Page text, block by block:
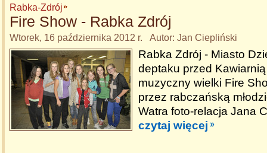
Rabka-Zdrój
Fire Show - Rabka Zdrój
Wtorek, 16 października 2012 r. Autor: Jan Ciepliński
Rabka Zdrój - Miasto
deptaku przed
muzyczny wielki Fire
przez rabczańską
Watra foto-relacja Jana
czytaj więcej